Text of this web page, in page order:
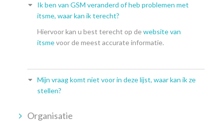
Ik ben van GSM veranderd of heb problemen met
itsme, waar kan ik terecht?
Hiervoor kan u best terecht op dewebsite van
itsmevoor de meest accurate informatie.
Mijn vraag komt niet voor in deze lijst, waar kan ik ze
stellen?
Organisatie